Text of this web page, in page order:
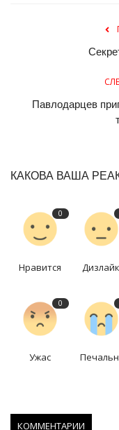
Павлодарцев
КАКОВА ВАША
0
Нравится Дизлайк
0
Ужас
КОММЕНТАРИИ